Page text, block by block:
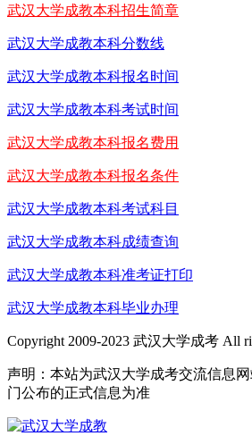
武汉大学成教本科招生简章
武汉大学成教本科分数线
武汉大学成教本科报名时间
武汉大学成教本科考试时间
武汉大学成教本科报名费用
武汉大学成教本科报名条件
武汉大学成教本科考试科目
武汉大学成教本科成绩查询
武汉大学成教本科准考证打印
武汉大学成教本科毕业办理
Copyright 2009-2023 武汉大学成考 All
声明：本站为武汉大学成考交流信息
门公布的正式信息为准